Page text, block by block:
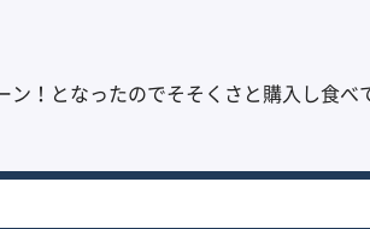
！となったのでそそくさと購入し食べ